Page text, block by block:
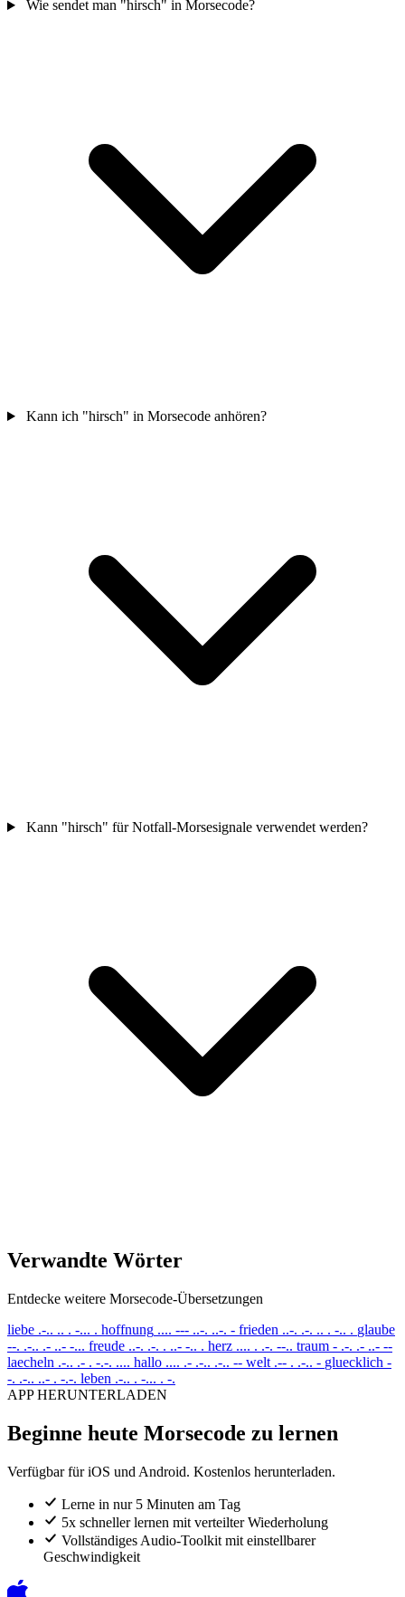
Wie sendet man "hirsch" in Morsecode?
Kann ich "hirsch" in Morsecode anhören?
Kann "hirsch" für Notfall-Morsesignale verwendet werden?
Verwandte Wörter
Entdecke weitere Morsecode-Übersetzungen
liebe .-.. .. . -... . hoffnung .... --- ..-. ..-. - frieden ..-. .-. .. . -.. . glaube
--. .-.. .- ..- -... freude ..-. .-. . ..- -.. . herz .... . .-. --.. traum - .-. .- ..- --
laecheln .-.. .- . -.-. .... hallo .... .- .-.. .-.. -- welt .-- . .-.. - gluecklich -
-. .-.. ..- . -.-. leben .-.. . -... . -.
APP HERUNTERLADEN
Beginne heute Morsecode zu lernen
Verfügbar für iOS und Android. Kostenlos herunterladen.
Lerne in nur 5 Minuten am Tag
5x schneller lernen mit verteilter Wiederholung
Vollständiges Audio-Toolkit mit einstellbarer
Geschwindigkeit